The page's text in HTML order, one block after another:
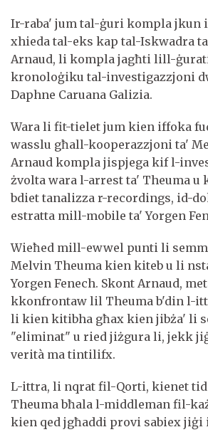
Ir-raba' jum tal-ġuri kompla jkun
xhieda tal-eks kap tal-Iskwadra
Arnaud, li kompla jagħti lill-
kronoloġiku tal-investigazzjoni
Daphne Caruana Galizia.
Wara li fit-tielet jum kien iffoka
wasslu għall-kooperazzjoni ta'
Arnaud kompla jispjega kif l-
żvolta wara l-arrest ta' Theuma
bdiet tanalizza r-recordings, id-
estratta mill-mobile ta' Yorgen
Wieħed mill-ewwel punti li
Melvin Theuma kien kiteb u li
Yorgen Fenech. Skont Arnaud,
kkonfrontaw lil Theuma b'din l-
li kien kitibha għax kien jibża' li
"eliminat" u ried jiżgura li, jekk
verità ma tintilifx.
L-ittra, li nqrat fil-Qorti, kienet
Theuma bħala l-middleman fil-
kien qed jgħaddi provi sabiex